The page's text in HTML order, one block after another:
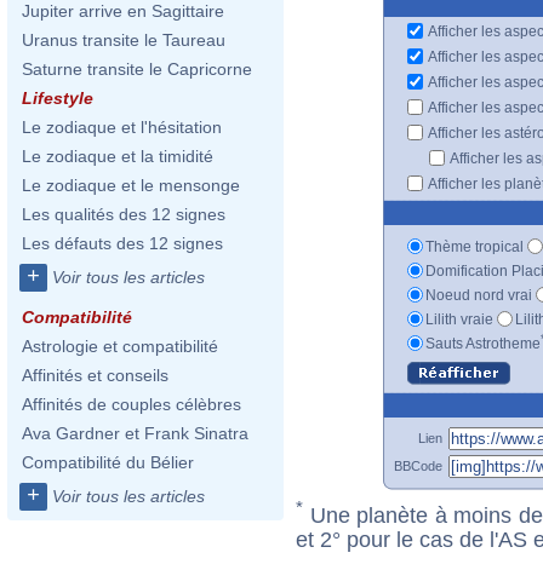
Jupiter arrive en Sagittaire
Uranus transite le Taureau
Saturne transite le Capricorne
Lifestyle
Le zodiaque et l'hésitation
Le zodiaque et la timidité
Le zodiaque et le mensonge
Les qualités des 12 signes
Les défauts des 12 signes
+ Voir tous les articles
Compatibilité
Astrologie et compatibilité
Affinités et conseils
Affinités de couples célèbres
Ava Gardner et Frank Sinatra
Compatibilité du Bélier
+ Voir tous les articles
Afficher les
Afficher les
Afficher les
Afficher les
Afficher les
Afficher les
Afficher les
Thème tropical
Domification
Noeud nord vrai
Lilith vraie
Sauts Astrotheme
Lien
BBCode
* Une planète à moins
et 2° pour le cas de l'AS